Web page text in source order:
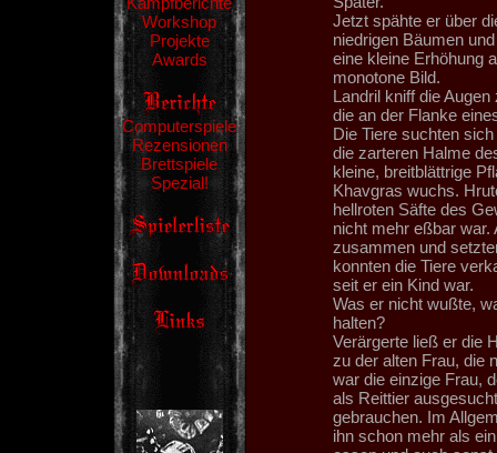
Workshop
Projekte
Awards
Computerspiele
Rezensionen
Brettspiele
Spezial!
Jetzt spähte er über
niedrigen Bäumen
eine kleine Erhöhung
monotone Bild.
Landril kniff die
die an der Flanke
Die Tiere suchten
die zarteren Halme
kleine, breitblättrige
Khavgras wuchs.
hellroten Säfte des
nicht mehr eßbar war.
zusammen und
konnten die Tiere
seit er ein Kind war.
Was er nicht wußte,
halten?
Verärgerte ließ er die
zu der alten Frau, die
war die einzige Frau,
als Reittier
gebrauchen. Im
ihn schon mehr als